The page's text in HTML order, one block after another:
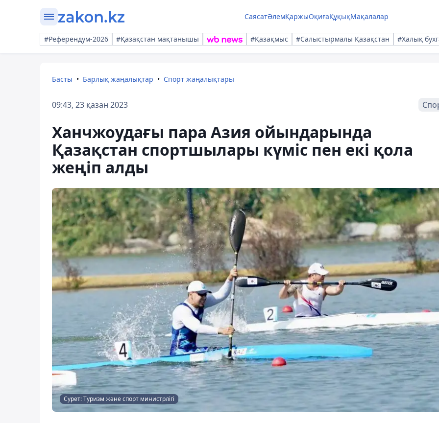
СаясатӘлемҚаржыОқиғаҚұқықМақалалар
#Референдум-2026 #Қазақстан мақтанышы #Қазақмыс #Салыстырмалы Қазақстан #Халық
Басты Барлық жаңалықтар Спорт жаңалықтары
09:43, 23 қазан 2023
Ханчжоудағы пара Азия ойындарында
Қазақстан спортшылары күміс пен екі қола
жеңіп алды
Сурет: Туризм және спорт министрлігі